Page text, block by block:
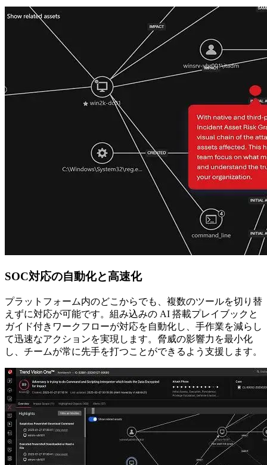
SOC対応の自動化と高速化
プラットフォーム内のどこからでも、複数のツールを切り替
えずに対応が可能です。組み込みの AI 搭載プレイブックと
ガイド付きワークフローが対応を自動化し、手作業を減らし
て迅速なアクションを実現します。脅威の影響力を最小化
し、チームが常に先手を打つことができるよう支援します。